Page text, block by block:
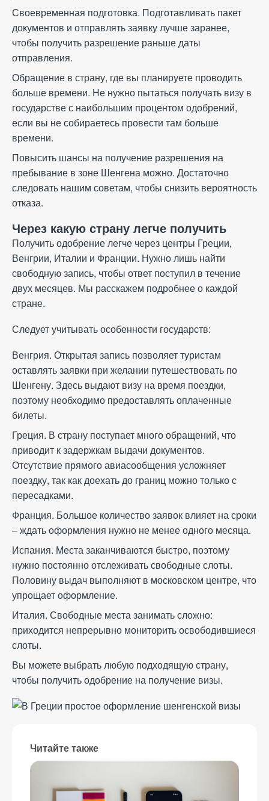
Своевременная подготовка. Подготавливать пакет
документов и отправлять заявку лучше заранее,
чтобы получить разрешение раньше даты
отправления.
Обращение в страну, где вы планируете проводить
больше времени. Не нужно пытаться получать визу в
государстве с наибольшим процентом одобрений,
если вы не собираетесь провести там больше
времени.
Повысить шансы на получение разрешения на
пребывание в зоне Шенгена можно. Достаточно
следовать нашим советам, чтобы снизить вероятность
отказа.
Через какую страну легче получить
Получить одобрение легче через центры Греции,
Венгрии, Италии и Франции. Нужно лишь найти
свободную запись, чтобы ответ поступил в течение
двух месяцев. Мы расскажем подробнее о каждой
стране.
Следует учитывать особенности государств:
Венгрия. Открытая запись позволяет туристам
оставлять заявки при желании путешествовать по
Шенгену. Здесь выдают визу на время поездки,
поэтому необходимо предоставлять оплаченные
билеты.
Греция. В страну поступает много обращений, что
приводит к задержкам выдачи документов.
Отсутствие прямого авиасообщения усложняет
поездку, так как доехать до границ можно только с
пересадками.
Франция. Большое количество заявок влияет на сроки
– ждать оформления нужно не менее одного месяца.
Испания. Места заканчиваются быстро, поэтому
нужно постоянно отслеживать свободные слоты.
Половину выдач выполняют в московском центре, что
упрощает оформление.
Италия. Свободные места занимать сложно:
приходится непрерывно мониторить освободившиеся
слоты.
Вы можете выбрать любую подходящую страну,
чтобы получить одобрение на получение визы.
Читайте также